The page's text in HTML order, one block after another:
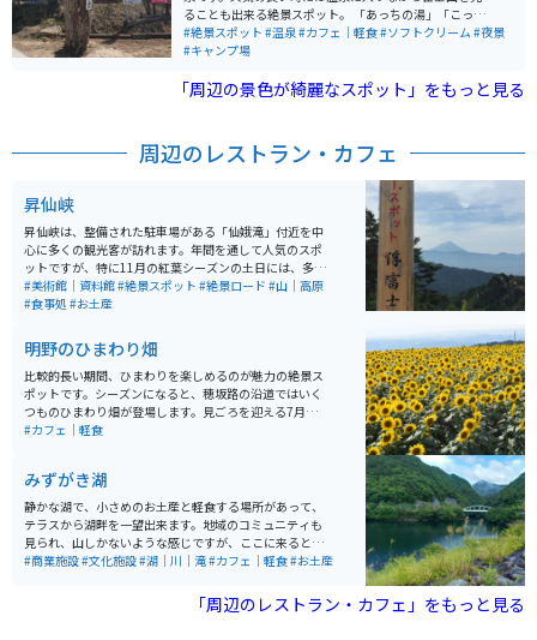
ることも出来る絶景スポット。 「あっちの湯」「こっち
の湯」の二種類あり、どちらからの景色も抜群に良いで
す。高地にあるので道中にて下を見下ろすと色々な果物
良い意味で裏切られます。春は一面桜が咲き誇るのもま
#絶景スポット #温泉#カフェ｜軽食#ソフトクリーム#夜景
#キャンプ場
「周辺の景色が綺麗なスポット」をもっと見る
周辺のレストラン・カフェ
昇仙峡
昇仙峡は、整備された駐車場がある「仙娥滝」付近を中
心に多くの観光客が訪れます。年間を通して人気のスポ
ットですが、特に11月の紅葉シーズンの土日には、多く
のライダーが訪れるため、周辺の道路も渋滞することが
あります。そのため、県営の駐車場や、観光施設や土産
#美術館｜資料館#絶景スポット #絶景ロード #山｜高原
#食事処 #お土産
明野のひまわり畑
比較的長い期間、ひまわりを楽しめるのが魅力の絶景ス
ポットです。シーズンになると、穂坂路の沿道ではいく
つものひまわり畑が登場します。見ごろを迎える7月下旬
から8月中旬頃にかけては、明野のひまわり畑を中心に
#カフェ｜軽食
みずがき湖
静かな湖で、小さめのお土産と軽食する場所があって、
テラスから湖畔を一望出来ます。地域のコミュニティも
見られ、山しかないような感じですが、ここに来るとそ
の奥行きを感じられて心地良い場所です。 また、道中の
#商業施設#文化施設#湖｜川｜滝#カフェ｜軽食#お土産
「周辺のレストラン・カフェ」をもっと見る